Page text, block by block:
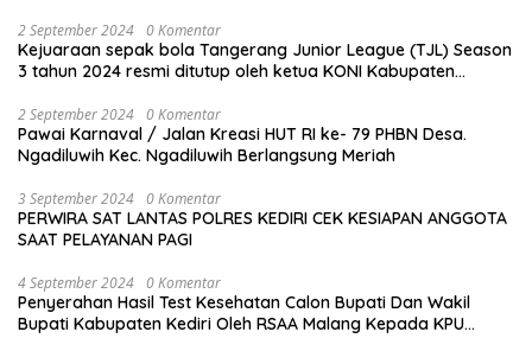
2 September 2024 0 Komentar
Kejuaraan sepak bola Tangerang Junior League (TJL) Season
3 tahun 2024 resmi ditutup oleh ketua KONI Kabupaten
2 September 2024 0 Komentar
Pawai Karnaval / Jalan Kreasi HUT RI ke- 79 PHBN Desa.
Ngadiluwih Kec. Ngadiluwih Berlangsung Meriah
3 September 2024 0 Komentar
PERWIRA SAT LANTAS POLRES KEDIRI CEK KESIAPAN ANGGOTA
SAAT PELAYANAN PAGI
4 September 2024 0 Komentar
Penyerahan Hasil Test Kesehatan Calon Bupati Dan Wakil
Bupati Kabupaten Kediri Oleh RSAA Malang Kepada KPU